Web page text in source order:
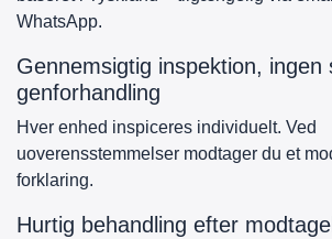
WhatsApp.
Gennemsigtig inspektion, ingen
genforhandling
Hver enhed inspiceres individuelt. Ved
uoverensstemmelser modtager du et
forklaring.
Hurtig behandling efter